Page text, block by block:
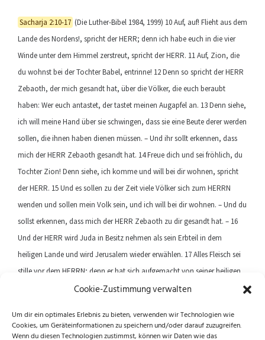
Cookie-Zustimmung verwalten
Um dir ein optimales Erlebnis zu bieten, verwenden wir Technologien wie
Cookies, um Geräteinformationen zu speichern und/oder darauf zuzugreifen.
Wenn du diesen Technologien zustimmst, können wir Daten wie das
Sacharja 2:10-17 (Die Luther-Bibel 1984, 1999) 10 Auf, auf! Flieht aus dem
Lande des Nordens!, spricht der HERR; denn ich habe euch in die vier
Winde unter dem Himmel zerstreut, spricht der HERR. 11 Auf, Zion, die
du wohnst bei der Tochter Babel, entrinne! 12 Denn so spricht der HERR
Zebaoth, der mich gesandt hat, über die Völker, die euch beraubt
haben: Wer euch antastet, der tastet meinen Augapfel an. 13 Denn siehe,
ich will meine Hand über sie schwingen, dass sie eine Beute derer werden
sollen, die ihnen haben dienen müssen. – Und ihr sollt erkennen, dass
mich der HERR Zebaoth gesandt hat. 14 Freue dich und sei fröhlich, du
Tochter Zion! Denn siehe, ich komme und will bei dir wohnen, spricht
der HERR. 15 Und es sollen zu der Zeit viele Völker sich zum HERRN
wenden und sollen mein Volk sein, und ich will bei dir wohnen. – Und du
sollst erkennen, dass mich der HERR Zebaoth zu dir gesandt hat. – 16
Und der HERR wird Juda in Besitz nehmen als sein Erbteil in dem
heiligen Lande und wird Jerusalem wieder erwählen. 17 Alles Fleisch sei
stille vor dem HERRN; denn er hat sich aufgemacht von seiner heiligen
Next article
Previous article